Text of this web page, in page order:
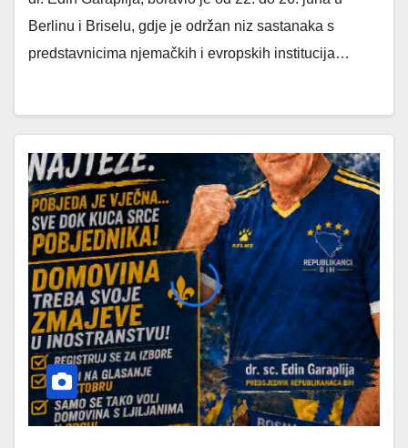
Berlinu i Briselu, gdje je održan niz sastanaka s
predstavnicima njemačkih i evropskih institucija…